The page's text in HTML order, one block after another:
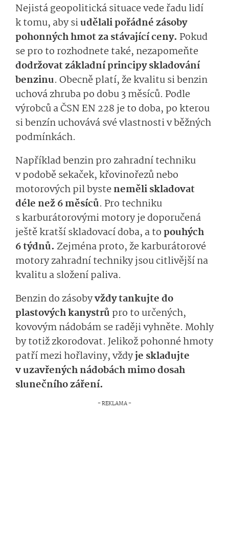
Nejistá geopolitická situace vede řadu lidí
k tomu, aby siudělali pořádné zásoby
pohonných hmot za stávající ceny. Pokud
se pro to rozhodnete také, nezapomeňte
dodržovat základní principy skladování
benzinu. Obecně platí, že kvalitu si benzin
uchová zhruba po dobu 3 měsíců. Podle
výrobců a ČSN EN 228 je to doba, po kterou
si benzín uchovává své vlastnosti v běžných
podmínkách.
Například benzin pro zahradní techniku
v podobě sekaček, křovinořezů nebo
motorových pil bysteneměli skladovat
déle než 6 měsíců. Pro techniku
s karburátorovými motory je doporučená
ještě kratší skladovací doba, a to pouhých
6 týdnů. Zejména proto, že karburátorové
motory zahradní techniky jsou citlivější na
kvalitu a složení paliva.
Benzin do zásobyvždy tankujte do
plastových kanystrů pro to určených,
kovovým nádobám se raději vyhněte. Mohly
by totiž zkorodovat. Jelikož pohonné hmoty
patří mezi hořlaviny, vždyje skladujte
v uzavřených nádobách mimo dosah
slunečního záření.